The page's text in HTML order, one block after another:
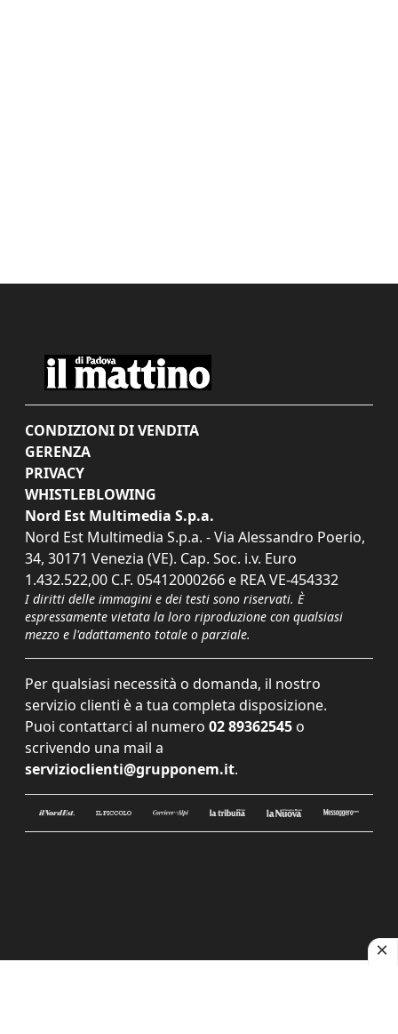
CONDIZIONI DI VENDITA
GERENZA
PRIVACY
WHISTLEBLOWING
Nord Est Multimedia S.p.a.
Nord Est Multimedia S.p.a. - Via Alessandro Poerio,
34, 30171 Venezia (VE). Cap. Soc. i.v. Euro
1.432.522,00 C.F. 05412000266 e REA VE-454332
I diritti delle immagini e dei testi sono riservati. È
espressamente vietata la loro riproduzione con qualsiasi
mezzo e l'adattamento totale o parziale.
Per qualsiasi necessità o domanda, il nostro
servizio clienti è a tua completa disposizione.
Puoi contattarci al numero 02 89362545 o
scrivendo una mail a
servizioclienti@grupponem.it.